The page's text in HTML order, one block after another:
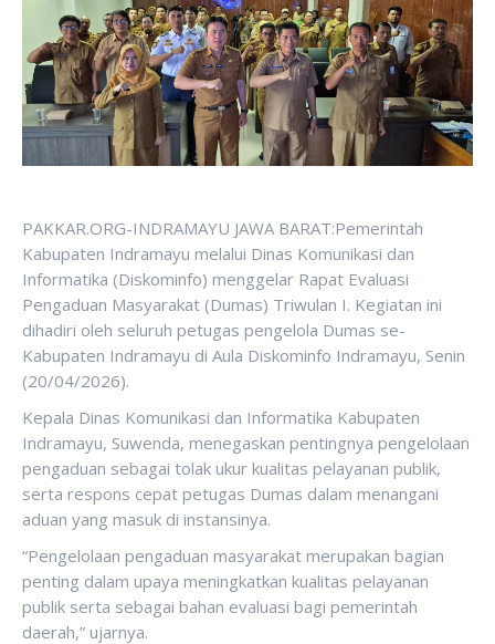
PAKKAR.ORG-INDRAMAYU JAWA BARAT:Pemerintah
Kabupaten Indramayu melalui Dinas Komunikasi dan
Informatika (Diskominfo) menggelar Rapat Evaluasi
Pengaduan Masyarakat (Dumas) Triwulan I. Kegiatan ini
dihadiri oleh seluruh petugas pengelola Dumas se-
Kabupaten Indramayu di Aula Diskominfo Indramayu, Senin
(20/04/2026).
Kepala Dinas Komunikasi dan Informatika Kabupaten
Indramayu, Suwenda, menegaskan pentingnya pengelolaan
pengaduan sebagai tolak ukur kualitas pelayanan publik,
serta respons cepat petugas Dumas dalam menangani
aduan yang masuk di instansinya.
“Pengelolaan pengaduan masyarakat merupakan bagian
penting dalam upaya meningkatkan kualitas pelayanan
publik serta sebagai bahan evaluasi bagi pemerintah
daerah,” ujarnya.